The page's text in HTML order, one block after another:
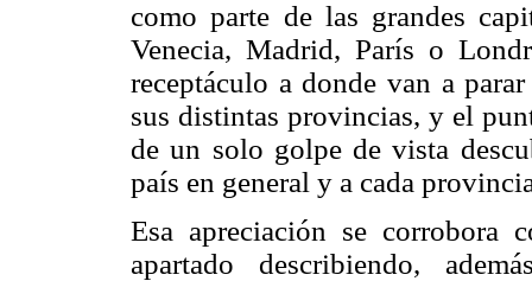
como parte de las grandes
Venecia, Madrid, París o
receptáculo a donde van a
sus distintas provincias, y el
de un solo golpe de vista
país en general y a cada
Esa apreciación se corrobora
apartado describiendo,